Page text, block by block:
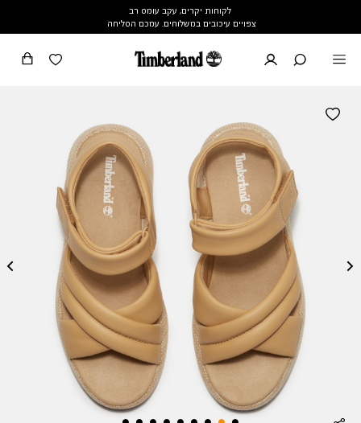
לקוחות יקרים, עקב עומס רב
צפויים עיכובים במשלוחים. עמכם הסליחה